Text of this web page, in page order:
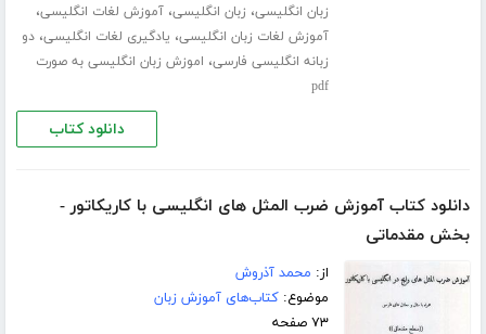
زبان انگلیسی، زبان انگلیسی،آموزش لغات انگلیسی،
آموزش لغات زبان انگلیسی، یادگیری لغات انگلیسی،دو
زبانه انگلیسی فارسی، اموزش زبان انگلیسی به صورت
pdf
دانلود کتاب
دانلود کتاب آموزش ضرب المثل های انگلیسی با کاریکاتور -
بخش مقدماتی
از: محمد آذروش
موضوع:کتاب‌های آموزش زبان
۷۳ صفحه